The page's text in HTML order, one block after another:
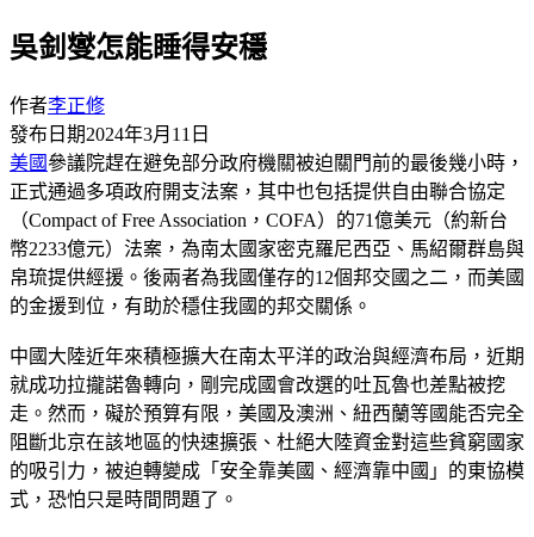
吳釗燮怎能睡得安穩
作者李正修
發布日期2024年3月11日
美國參議院趕在避免部分政府機關被迫關門前的最後幾小時，
正式通過多項政府開支法案，其中也包括提供自由聯合協定
（Compact of Free Association，COFA）的71億美元（約新台
幣2233億元）法案，為南太國家密克羅尼西亞、馬紹爾群島與
帛琉提供經援。後兩者為我國僅存的12個邦交國之二，而美國
的金援到位，有助於穩住我國的邦交關係。
中國大陸近年來積極擴大在南太平洋的政治與經濟布局，近期
就成功拉攏諾魯轉向，剛完成國會改選的吐瓦魯也差點被挖
走。然而，礙於預算有限，美國及澳洲、紐西蘭等國能否完全
阻斷北京在該地區的快速擴張、杜絕大陸資金對這些貧窮國家
的吸引力，被迫轉變成「安全靠美國、經濟靠中國」的東協模
式，恐怕只是時間問題了。